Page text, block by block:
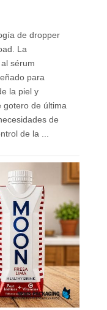
de dropper
La
sérum
para
la piel y
gotero de última
de
de la ...